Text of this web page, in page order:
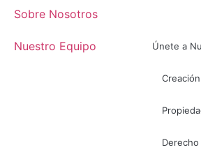
Sobre Nosotros
Nuestro Equipo Únete a